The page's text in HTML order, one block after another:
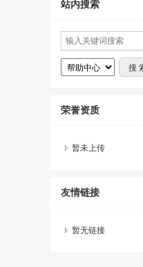
站内搜索
荣誉资质
暂未上传
友情链接
暂无链接